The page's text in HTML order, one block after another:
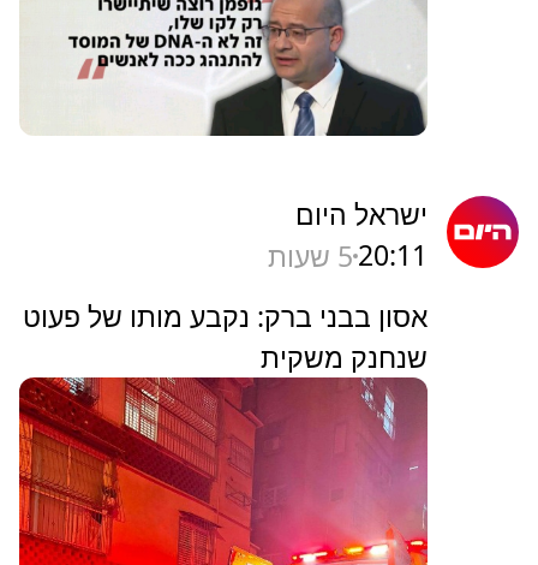
ישראל היום
20:115 שעות
אסון בבני ברק: נקבע מותו של פעוט
שנחנק משקית